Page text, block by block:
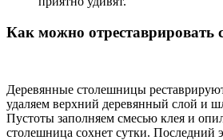
Как можно отреставрировать
Деревянные столешницы
удаляем верхний деревянный слой и
Пустоты заполняем смесью клея и
столешница сохнет сутки. Последний